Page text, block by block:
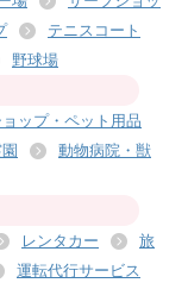
テニスコート
野球場
ップ・ペット用品
動物病院・獣
レンタカー
旅
運転代行サービス